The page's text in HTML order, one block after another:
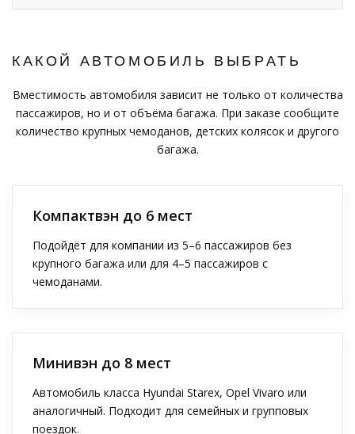
КАКОЙ АВТОМОБИЛЬ ВЫБРАТЬ
Вместимость автомобиля зависит не только от количества
пассажиров, но и от объёма багажа. При заказе сообщите
количество крупных чемоданов, детских колясок и другого
багажа.
Компактвэн до 6 мест
Подойдёт для компании из 5–6 пассажиров без
крупного багажа или для 4–5 пассажиров с
чемоданами.
Минивэн до 8 мест
Автомобиль класса Hyundai Starex, Opel Vivaro или
аналогичный. Подходит для семейных и групповых
поездок.